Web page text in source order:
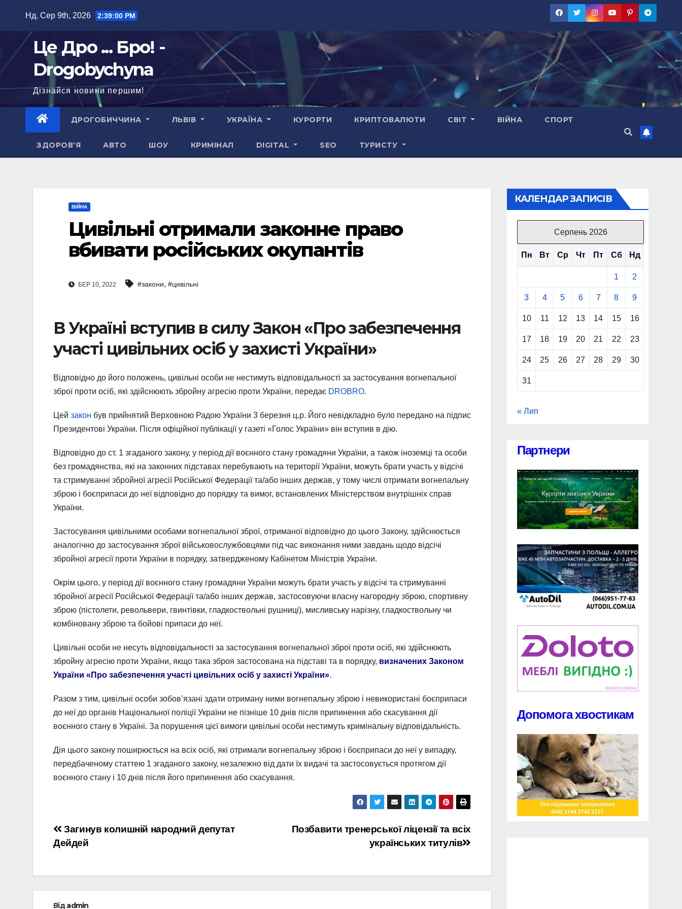
Нд. Сер 9th, 2026 2:39:01 PM
Це Дро ... Бро! -
Drogobychyna
Дізнайся новини першим!
ДРОГОБИЧЧИНА ЛЬВІВ УКРАЇНА КУРОРТИ КРИПТОВАЛЮТИ СВІТ ВІЙНА СПОРТ
ЗДОРОВ’Я АВТО ШОУ КРИМІНАЛ DIGITAL SEO ТУРИСТУ
ВІЙНА
Цивільні отримали законне право
вбивати російських окупантів
БЕР 10, 2022 #закони, #цивільні
В Україні вступив в силу Закон «Про забезпечення
участі цивільних осіб у захисті України»
Відповідно до його положень, цивільні особи не нестимуть відповідальності за застосування вогнепальної
зброї проти осіб, які здійснюють збройну агресію проти України, передає DROBRO.
Цей закон був прийнятий Верховною Радою України 3 березня ц.р. Його невідкладно було передано на підпис
Президентові України. Після офіційної публікації у газеті «Голос України» він вступив в дію.
Відповідно до ст. 1 згаданого закону, у період дії воєнного стану громадяни України, а також іноземці та особи
без громадянства, які на законних підставах перебувають на території України, можуть брати участь у відсічі
та стримуванні збройної агресії Російської Федерації та/або інших держав, у тому числі отримати вогнепальну
зброю і боєприпаси до неї відповідно до порядку та вимог, встановлених Міністерством внутрішніх справ
України.
Застосування цивільними особами вогнепальної зброї, отриманої відповідно до цього Закону, здійснюється
аналогічно до застосування зброї військовослужбовцями під час виконання ними завдань щодо відсічі
збройної агресії проти України в порядку, затвердженому Кабінетом Міністрів України.
Окрім цього, у період дії воєнного стану громадяни України можуть брати участь у відсічі та стримуванні
збройної агресії Російської Федерації та/або інших держав, застосовуючи власну нагородну зброю, спортивну
зброю (пістолети, револьвери, гвинтівки, гладкоствольні рушниці), мисливську нарізну, гладкоствольну чи
комбіновану зброю та бойові припаси до неї.
Цивільні особи не несуть відповідальності за застосування вогнепальної зброї проти осіб, які здійснюють
збройну агресію проти України, якщо така зброя застосована на підставі та в порядку, визначених Законом
України «Про забезпечення участі цивільних осіб у захисті України».
Разом з тим, цивільні особи зобов’язані здати отриману ними вогнепальну зброю і невикористані боєприпаси
до неї до органів Національної поліції України не пізніше 10 днів після припинення або скасування дії
воєнного стану в Україні. За порушення цієї вимоги цивільні особи нестимуть кримінальну відповідальність.
Дія цього закону поширюється на всіх осіб, які отримали вогнепальну зброю і боєприпаси до неї у випадку,
передбаченому статтею 1 згаданого закону, незалежно від дати їх видачі та застосовується протягом дії
воєнного стану і 10 днів після його припинення або скасування.
Навігація
записів
Позбавити тренерської ліцензії та всіх
українських титулів
Загинув колишній народний депутат
Дейдей
Відadmin
КАЛЕНДАР ЗАПИСІВ
Серпень 2026
Пн Вт Ср Чт Пт Сб Нд
1 2
3 4 5 6 7 8 9
10 11 12 13 14 15 16
17 18 19 20 21 22 23
24 25 26 27 28 29 30
31
« Лип
Партнери
Допомога хвостикам